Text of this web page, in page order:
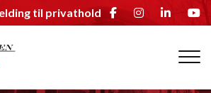
til privathold